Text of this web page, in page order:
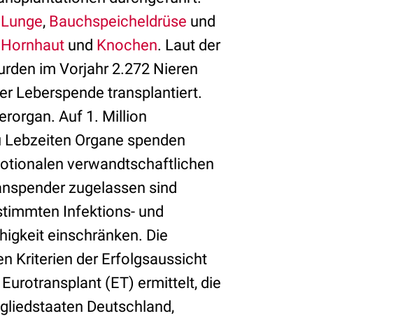
Lunge, Bauchspeicheldrüse und
Hornhaut und Knochen. Laut der
im Vorjahr 2.272 Nieren
Leberspende transplantiert.
Auf 1. Million
Organe spenden
verwandtschaftlichen
zugelassen sind
Infektions- und
einschränken. Die
Kriterien der Erfolgsaussicht
(ET) ermittelt, die
Deutschland,